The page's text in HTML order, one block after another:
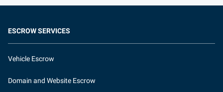
ESCROW SERVICES
Vehicle Escrow
Domain and Website Escrow